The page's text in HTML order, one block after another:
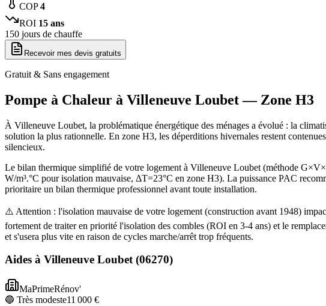
COP4
ROI 15 ans
150 jours de chauffe
Recevoir mes devis gratuits
Gratuit & Sans engagement
Pompe à Chaleur à Villeneuve Loubet— Zone H3
À Villeneuve Loubet, la problématique énergétique des ménages a évolué : la
solution la plus rationnelle. En zone H3, les déperditions hivernales restent
silencieux.
Le bilan thermique simplifié de votre logement à Villeneuve Loubet (méthode
W/m³.°C pour isolation mauvaise, ΔT=23°C en zone H3). La puissance PAC
prioritaire un bilan thermique professionnel avant toute installation.
⚠️ Attention : l'isolation mauvaise de votre logement (construction avant 1948)
fortement de traiter en priorité l'isolation des combles (ROI en 3-4 ans) et le
et s'usera plus vite en raison de cycles marche/arrêt trop fréquents.
Aides à Villeneuve Loubet(06270)
MaPrimeRénov'
🔵 Très modeste11 000 €